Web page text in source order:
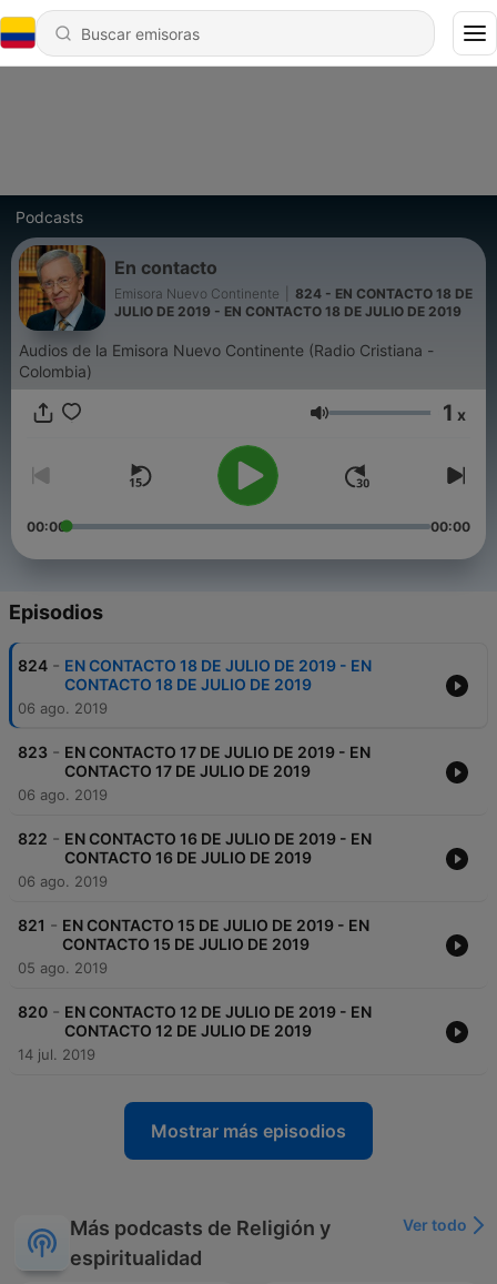
Podcasts
En contacto
Emisora Nuevo Continente
824 - EN CONTACTO 18 DE
JULIO DE 2019 - EN CONTACTO 18 DE JULIO DE 2019
Audios de la Emisora Nuevo Continente (Radio Cristiana -
Colombia)
Volumen 1 x
00:00 00:00
Episodios
824 - EN CONTACTO 18 DE JULIO DE 2019 - EN
CONTACTO 18 DE JULIO DE 2019
06 ago. 2019
823 - EN CONTACTO 17 DE JULIO DE 2019 - EN
CONTACTO 17 DE JULIO DE 2019
06 ago. 2019
822 - EN CONTACTO 16 DE JULIO DE 2019 - EN
CONTACTO 16 DE JULIO DE 2019
06 ago. 2019
821 - EN CONTACTO 15 DE JULIO DE 2019 - EN
CONTACTO 15 DE JULIO DE 2019
05 ago. 2019
820 - EN CONTACTO 12 DE JULIO DE 2019 - EN
CONTACTO 12 DE JULIO DE 2019
14 jul. 2019
Mostrar más episodios
Más podcasts de Religión y
espiritualidad
Ver todo